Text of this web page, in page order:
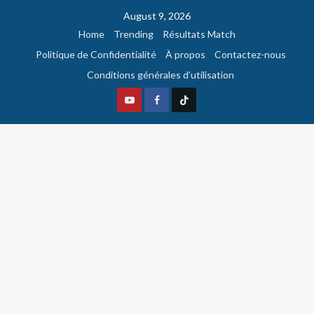
August 9, 2026
Home
Trending
Résultats Match
Politique de Confidentialité
À propos
Contactez-nous
Conditions générales d’utilisation